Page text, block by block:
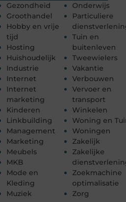
Gezondheid
Groothandel
Hobby en vrije
tijd
Hosting
Huishoudelijk
Industrie
Internet
Internet
marketing
Kinderen
Linkbuilding
Management
Marketing
Meubels
MKB
Mode en
Kleding
Muziek
Onderwijs
Particuliere
Tuin en
buitenleven
Tweewielers
Vakantie
Verbouwen
Vervoer en
transport
Winkelen
Woning en
Woningen
Zakelijk
Zakelijke
Zoekmachine
optimalisatie
Zorg